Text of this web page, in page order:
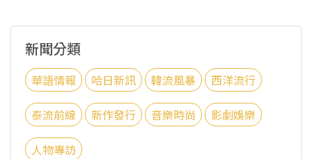
新聞分類
華語情報 哈日新訊 韓流風暴 西洋流行
泰流前線 新作發行 音樂時尚 影劇娛樂
人物專訪